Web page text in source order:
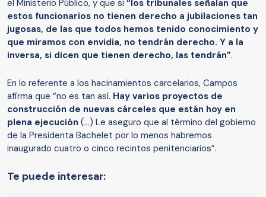
el Ministerio Público, y que si “los tribunales señalan que
estos funcionarios no tienen derecho a jubilaciones tan
jugosas, de las que todos hemos tenido conocimiento y
que miramos con envidia, no tendrán derecho. Y a la
inversa, si dicen que tienen derecho, las tendrán”.
En lo referente a los hacinamientos carcelarios, Campos
afirma que “no es tan así. Hay varios proyectos de
construcción de nuevas cárceles que están hoy en
plena ejecución (…) Le aseguro que al término del gobierno
de la Presidenta Bachelet por lo menos habremos
inaugurado cuatro o cinco recintos penitenciarios”.
Te puede interesar: